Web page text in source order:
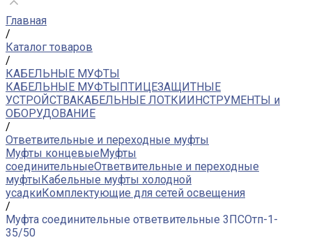
Главная
/
Каталог товаров
/
КАБЕЛЬНЫЕ МУФТЫ
КАБЕЛЬНЫЕ МУФТЫПТИЦЕЗАЩИТНЫЕ
УСТРОЙСТВАКАБЕЛЬНЫЕ ЛОТКИИНСТРУМЕНТЫ и
ОБОРУДОВАНИЕ
/
Ответвительные и переходные муфты
Муфты концевыеМуфты
соединительныеОтветвительные и переходные
муфтыКабельные муфты холодной
усадкиКомплектующие для сетей освещения
/
Муфта соединительные ответвительные 3ПСОтп-1-
35/50